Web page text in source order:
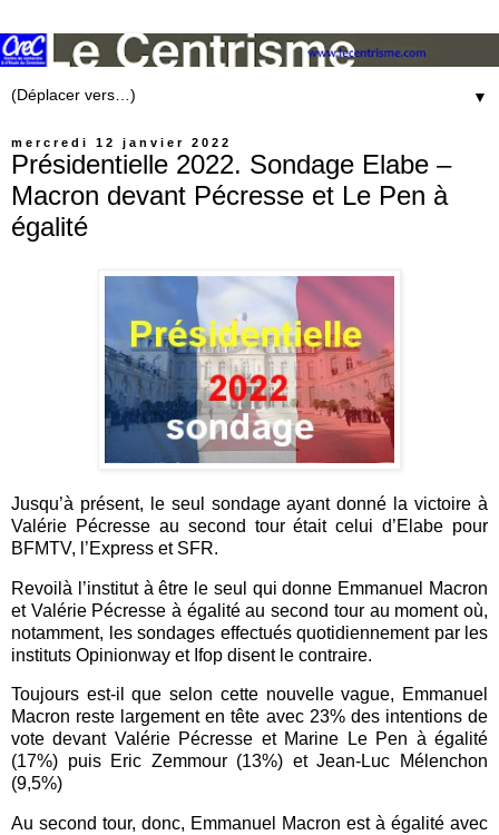
▼
mercredi 12 janvier 2022
Présidentielle 2022. Sondage Elabe –
Macron devant Pécresse et Le Pen à
égalité
Jusqu’à présent, le seul sondage ayant donné la victoire à
Valérie Pécresse au second tour était celui d’Elabe pour
BFMTV, l’Express et SFR.
Revoilà l’institut à être le seul qui donne Emmanuel Macron
et Valérie Pécresse à égalité au second tour au moment où,
notamment, les sondages effectués quotidiennement par les
instituts Opinionway et Ifop disent le contraire.
Toujours est-il que selon cette nouvelle vague, Emmanuel
Macron reste largement en tête avec 23% des intentions de
vote devant Valérie Pécresse et Marine Le Pen à égalité
(17%) puis Eric Zemmour (13%) et Jean-Luc Mélenchon
(9,5%)
Au second tour, donc, Emmanuel Macron est à égalité avec